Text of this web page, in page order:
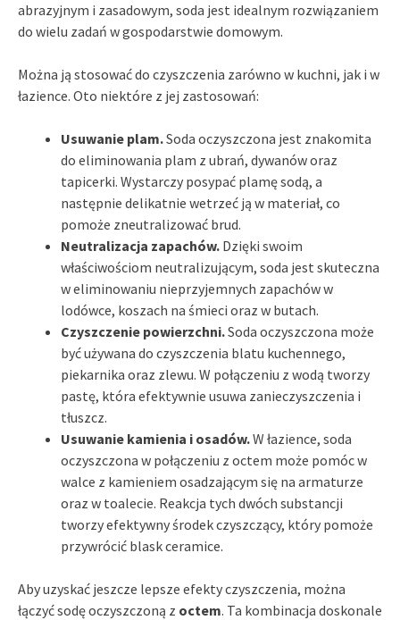
abrazyjnym i zasadowym, soda jest idealnym rozwiązaniem
do wielu zadań w gospodarstwie domowym.
Można ją stosować do czyszczenia zarówno w kuchni, jak i w
łazience. Oto niektóre z jej zastosowań:
Usuwanie plam.Soda oczyszczona jest znakomita
do eliminowania plam z ubrań, dywanów oraz
tapicerki. Wystarczy posypać plamę sodą, a
następnie delikatnie wetrzeć ją w materiał, co
pomoże zneutralizować brud.
Neutralizacja zapachów. Dzięki swoim
właściwościom neutralizującym, soda jest skuteczna
w eliminowaniu nieprzyjemnych zapachów w
lodówce, koszach na śmieci oraz w butach.
Czyszczenie powierzchni.Soda oczyszczona może
być używana do czyszczenia blatu kuchennego,
piekarnika oraz zlewu. W połączeniu z wodą tworzy
pastę, która efektywnie usuwa zanieczyszczenia i
tłuszcz.
Usuwanie kamienia i osadów.W łazience, soda
oczyszczona w połączeniu z octem może pomóc w
walce z kamieniem osadzającym się na armaturze
oraz w toalecie. Reakcja tych dwóch substancji
tworzy efektywny środek czyszczący, który pomoże
przywrócić blask ceramice.
Aby uzyskać jeszcze lepsze efekty czyszczenia, można
łączyć sodę oczyszczoną z octem. Ta kombinacja doskonale